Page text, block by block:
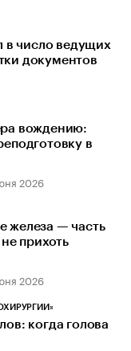
в число ведущих
документов
вождению:
в
2026
железа — часть
прихоть
2026
когда голова